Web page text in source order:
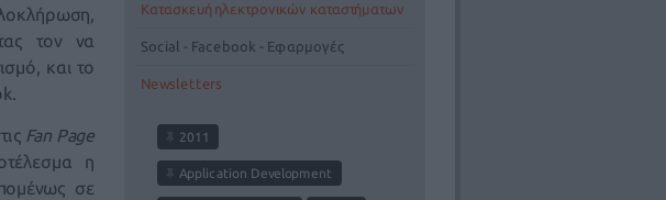
Κατασκευή ηλεκτρονικών καταστήματων
Social - Facebook - Εφαρμογές
Newsletters
2011
Application Development
τον να
και το
Fan Page
η
σε